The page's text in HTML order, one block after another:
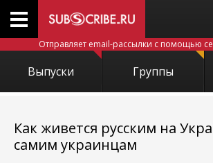
Отправляет email-рассылки с помощью
Выпуски Группы
Как живется русским на
самим украинцам